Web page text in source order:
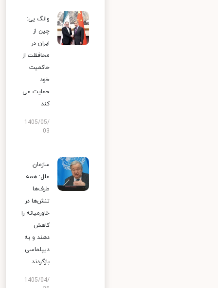
وانگ یی:
چین از
ایران در
محافظت از
حاکمیت
خود
حمایت می
کند
1405/05/
03
سازمان
ملل: همه
طرف‌ها
تنش‌ها در
خاورمیانه را
کاهش
دهند و به
دیپلماسی
بازگردند
1405/04/